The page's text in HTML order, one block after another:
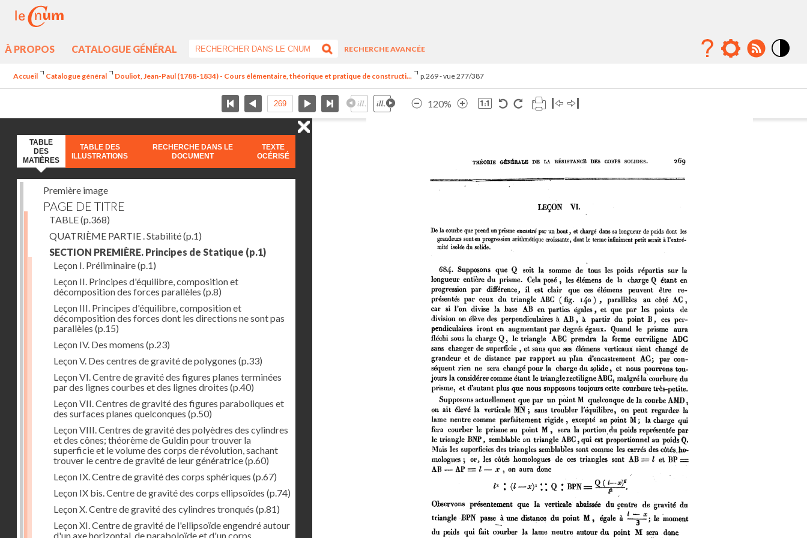
À PROPOS CATALOGUE GÉNÉRAL
RECHERCHE AVANCÉE
Accueil Catalogue général Douliot, Jean-Paul (1788-1834) - Cours élémentaire, théorique et pratique de constructi... p.269 - vue 277/387
120%
TABLE
DES
MATIÈRES
TABLE DES
ILLUSTRATIONS
RECHERCHE DANS LE
DOCUMENT
TEXTE
OCÉRISÉ
Première image
PAGE DE TITRE
TABLE(p.368)
QUATRIÈME PARTIE . Stabilité(p.1)
SECTION PREMIÈRE. Principes de Statique (p.1)
Leçon I. Préliminaire(p.1)
Leçon II. Principes d'équilibre, composition et
décomposition des forces parallèles (p.8)
Leçon III. Principes d'équilibre, composition et
décomposition des forces dont les directions ne sont pas
parallèles (p.15)
Leçon IV. Des momens (p.23)
Leçon V. Des centres de gravité de polygones (p.33)
Leçon VI. Centre de gravité des figures planes terminées
par des lignes courbes et des lignes droites (p.40)
Leçon VII. Centres de gravité des figures paraboliques et
des surfaces planes quelconques (p.50)
Leçon VIII. Centres de gravité des polyèdres des cylindres
et des cônes; théorème de Guldin pour trouver la
superficie et le volume des corps de révolution, sachant
trouver le centre de gravité de leur génératrice(p.60)
Leçon IX. Centre de gravité des corps sphériques (p.67)
Leçon IX bis. Centre de gravité des corps ellipsoïdes (p.74)
Leçon X. Centre de gravité des cylindres tronqués (p.81)
Leçon XI. Centre de gravité de l'ellipsoïde engendré autour
d'un axe horizontal, de paraboloïde et d'un corps